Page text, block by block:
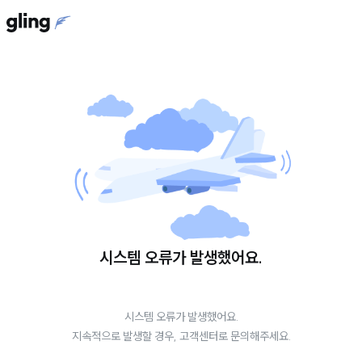
시스템 오류가 발생했어요.
시스템 오류가 발생했어요.
지속적으로 발생할 경우, 고객센터로 문의해주세요.